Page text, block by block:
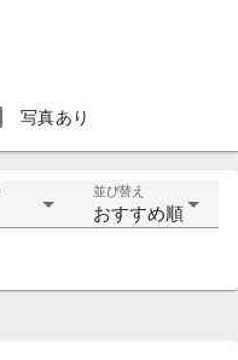
写真あり
並び替え
おすすめ順